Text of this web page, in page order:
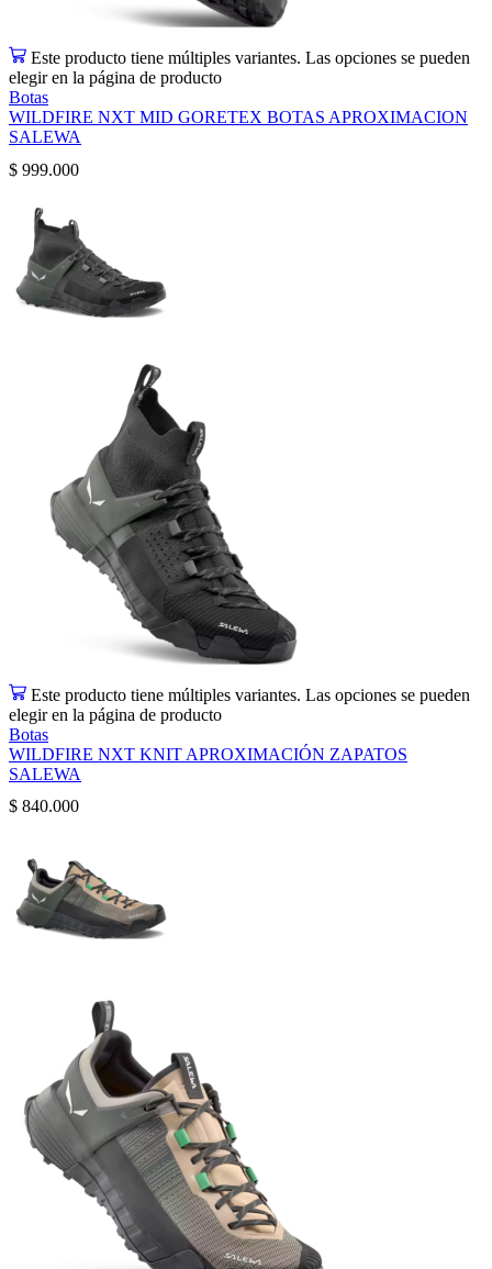
Este producto tiene múltiples variantes. Las opciones se pueden
elegir en la página de producto
Botas
WILDFIRE NXT MID GORETEX BOTAS APROXIMACION
SALEWA
$ 999.000
Este producto tiene múltiples variantes. Las opciones se pueden
elegir en la página de producto
Botas
WILDFIRE NXT KNIT APROXIMACIÓN ZAPATOS
SALEWA
$ 840.000